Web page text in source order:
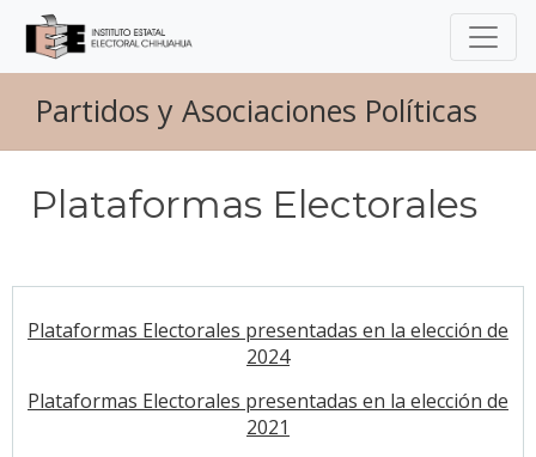
Partidos y Asociaciones Políticas
Plataformas Electorales
Plataformas Electorales presentadas en la elección de
2024
Plataformas Electorales presentadas en la elección de
2021